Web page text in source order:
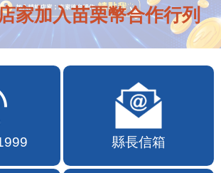
家加入苗栗幣合作行列
縣長信箱